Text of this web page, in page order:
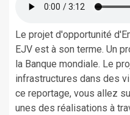
Le projet d'opportunité
EJV est à son terme. Un
la Banque mondiale. Le
infrastructures dans des
ce reportage, vous allez
unes des réalisations à